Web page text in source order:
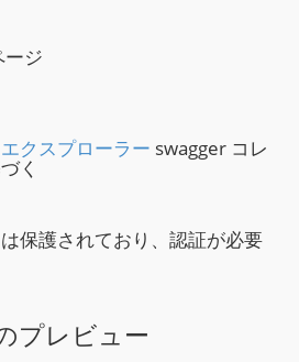
ージ
クスプローラー swagger コレ
く
は保護されており、認証が必要
プレビュー